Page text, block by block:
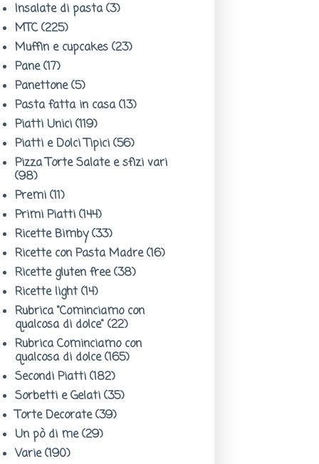
Insalate di pasta (3)
MTC (225)
Muffin e cupcakes (23)
Pane (17)
Panettone (5)
Pasta fatta in casa (13)
Piatti Unici (119)
Piatti e Dolci Tipici (56)
Pizza Torte Salate e sfizi vari
(98)
Premi (11)
Primi Piatti (144)
Ricette Bimby (33)
Ricette con Pasta Madre (16)
Ricette gluten free (38)
Ricette light (14)
Rubrica "Cominciamo con
qualcosa di dolce" (22)
Rubrica Cominciamo con
qualcosa di dolce (165)
Secondi Piatti (182)
Sorbetti e Gelati (35)
Torte Decorate (39)
Un pò di me (29)
Varie (190)